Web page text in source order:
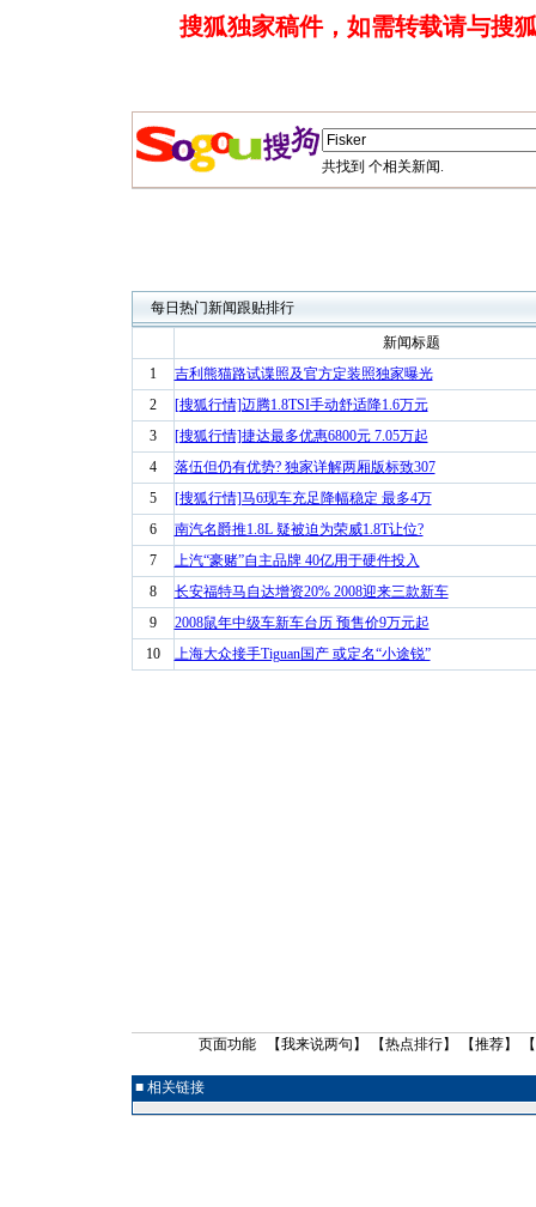
搜狐独家稿件，如需转载请与搜
共找到 个相关新闻.
每日热门新闻跟贴排行
新闻标题
1
吉利熊猫路试谍照及官方定装照独家曝光
2
[搜狐行情]迈腾1.8TSI手动舒适降1.6万元
3
[搜狐行情]捷达最多优惠6800元 7.05万起
4
落伍但仍有优势? 独家详解两厢版标致307
5
[搜狐行情]马6现车充足降幅稳定 最多4万
6
南汽名爵推1.8L 疑被迫为荣威1.8T让位?
7
上汽“豪赌”自主品牌 40亿用于硬件投入
8
长安福特马自达增资20% 2008迎来三款新车
9
2008鼠年中级车新车台历 预售价9万元起
10
上海大众接手Tiguan国产 或定名“小途锐”
页面功能 【我来说两句 】 【热点排行】 【推荐】
■ 相关链接